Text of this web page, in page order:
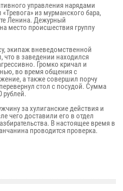
управления нарядами
из мурманского бара,
Ленина. Дежурный
место происшествия группу
экипаж вневедомственной
в заведении находился
Громко кричал и
во время общения с
а также совершил порчу
стол с посудой. Сумма
рублей.
за хулиганские действия и
чего доставили его в отдел
В настоящее время в
проводится проверка.